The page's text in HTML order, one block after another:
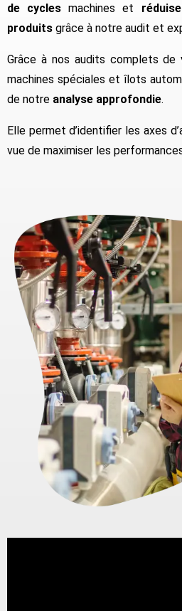
de cyclesmachines et
produits grâce à notre audit et
Grâce à nos audits complets de
machines spéciales et îlots
de notre analyse approfondie.
Elle permet d’identifier les axes
vue de maximiser les